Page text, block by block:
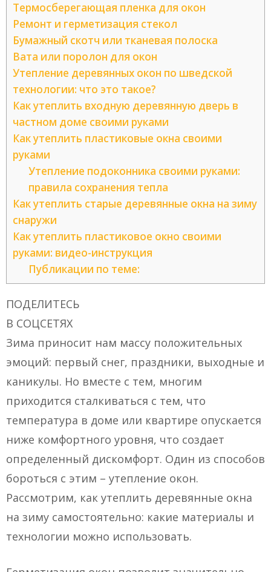
Термосберегающая пленка для окон
Ремонт и герметизация стекол
Бумажный скотч или тканевая полоска
Вата или поролон для окон
Утепление деревянных окон по шведской
технологии: что это такое?
Как утеплить входную деревянную дверь в
частном доме своими руками
Как утеплить пластиковые окна своими
руками
Утепление подоконника своими руками:
правила сохранения тепла
Как утеплить старые деревянные окна на зиму
снаружи
Как утеплить пластиковое окно своими
руками: видео-инструкция
Публикации по теме:
ПОДЕЛИТЕСЬ
В СОЦСЕТЯХ
Зима приносит нам массу положительных
эмоций: первый снег, праздники, выходные и
каникулы. Но вместе с тем, многим
приходится сталкиваться с тем, что
температура в доме или квартире опускается
ниже комфортного уровня, что создает
определенный дискомфорт. Один из способов
бороться с этим – утепление окон.
Рассмотрим, как утеплить деревянные окна
на зиму самостоятельно: какие материалы и
технологии можно использовать.